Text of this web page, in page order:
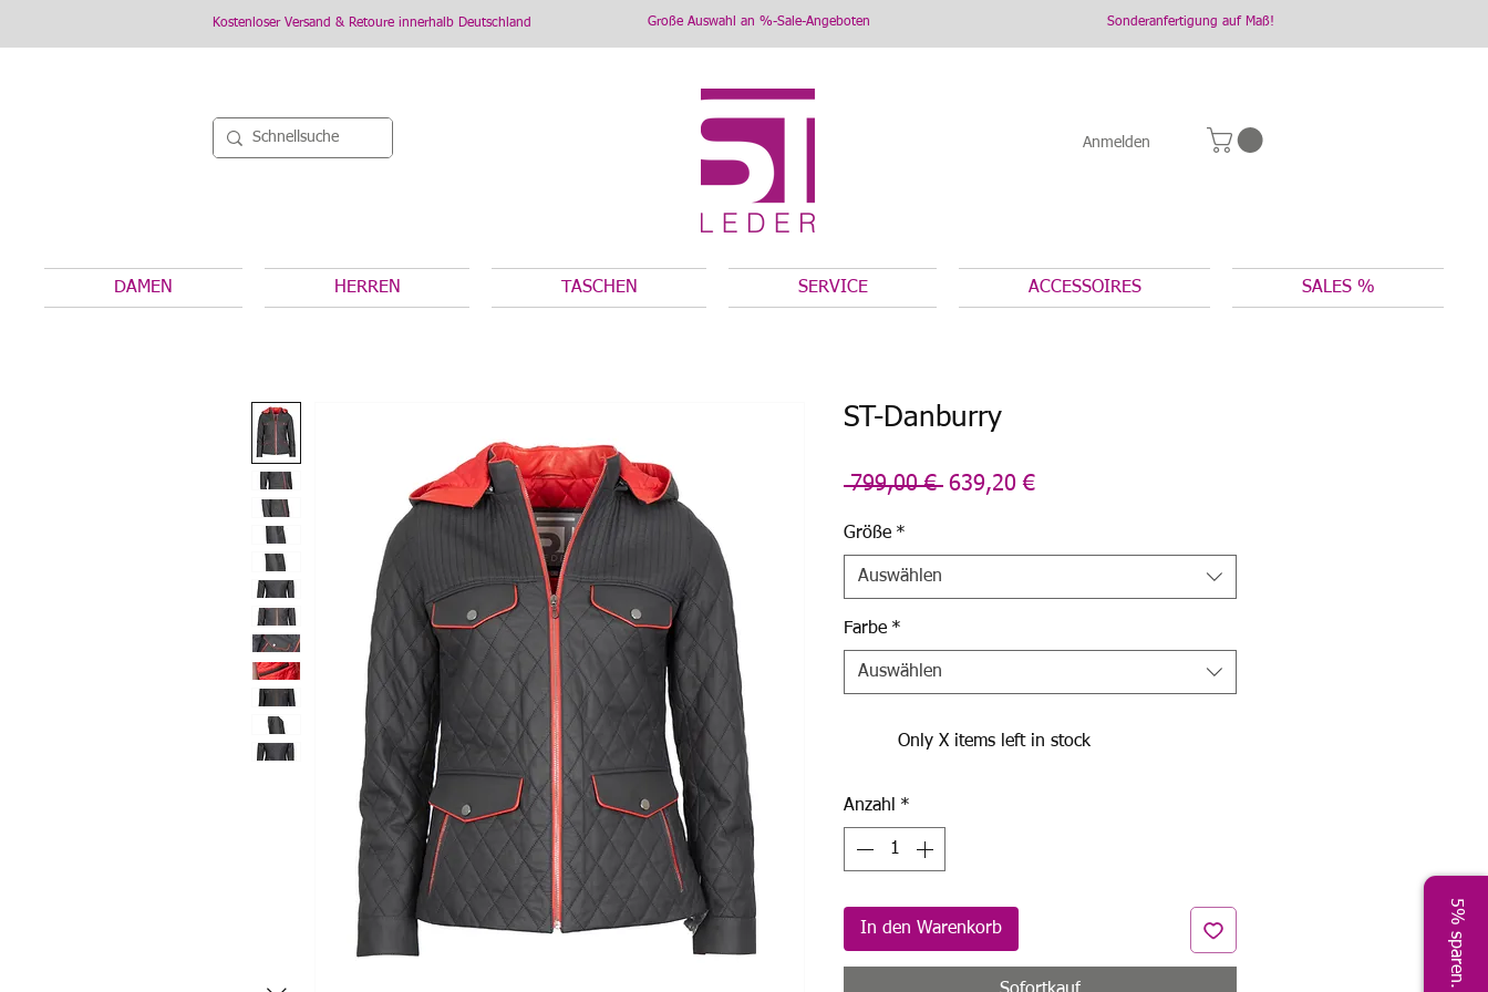
Kostenloser Versand & Retoure innerhalb Deutschland Große Auswahl an %-Sale-Angeboten Sonderanfertigung auf Maß!
Anmelden
DAMEN HERREN TASCHEN SERVICE ACCESSOIRES SALES %
ST-Danburry
799,00 € Standardpreis
639,20 €Sale-
Größe *
Auswählen
Farbe *
Auswählen
Only X items left in stock
Anzahl *
In den Warenkorb